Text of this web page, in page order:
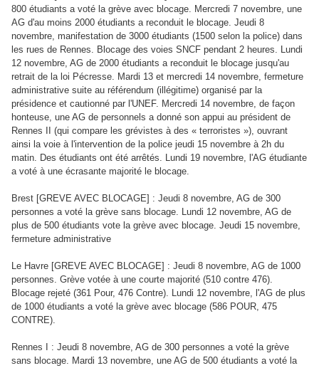
800 étudiants a voté la grève avec blocage. Mercredi 7 novembre, une
AG d'au moins 2000 étudiants a reconduit le blocage. Jeudi 8
novembre, manifestation de 3000 étudiants (1500 selon la police) dans
les rues de Rennes. Blocage des voies SNCF pendant 2 heures. Lundi
12 novembre, AG de 2000 étudiants a reconduit le blocage jusqu'au
retrait de la loi Pécresse. Mardi 13 et mercredi 14 novembre, fermeture
administrative suite au référendum (illégitime) organisé par la
présidence et cautionné par l'UNEF. Mercredi 14 novembre, de façon
honteuse, une AG de personnels a donné son appui au président de
Rennes II (qui compare les grévistes à des « terroristes »), ouvrant
ainsi la voie à l'intervention de la police jeudi 15 novembre à 2h du
matin. Des étudiants ont été arrêtés. Lundi 19 novembre, l'AG étudiante
a voté à une écrasante majorité le blocage.
Brest [GREVE AVEC BLOCAGE] : Jeudi 8 novembre, AG de 300
personnes a voté la grève sans blocage. Lundi 12 novembre, AG de
plus de 500 étudiants vote la grève avec blocage. Jeudi 15 novembre,
fermeture administrative
Le Havre [GREVE AVEC BLOCAGE] : Jeudi 8 novembre, AG de 1000
personnes. Grève votée à une courte majorité (510 contre 476).
Blocage rejeté (361 Pour, 476 Contre). Lundi 12 novembre, l'AG de plus
de 1000 étudiants a voté la grève avec blocage (586 POUR, 475
CONTRE).
Rennes I : Jeudi 8 novembre, AG de 300 personnes a voté la grève
sans blocage. Mardi 13 novembre, une AG de 500 étudiants a voté la